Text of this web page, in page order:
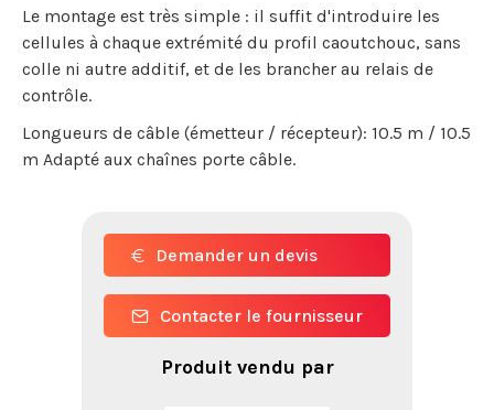
Le montage est très simple : il suffit d'introduire les
cellules à chaque extrémité du profil caoutchouc, sans
colle ni autre additif, et de les brancher au relais de
contrôle.
Longueurs de câble (émetteur / récepteur): 10.5 m / 10.5
m Adapté aux chaînes porte câble.
Demander un devis
Contacter le fournisseur
Produit vendu par